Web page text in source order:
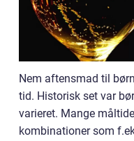
Nem aftensmad til
tid. Historisk set var
varieret. Mange
kombinationer som